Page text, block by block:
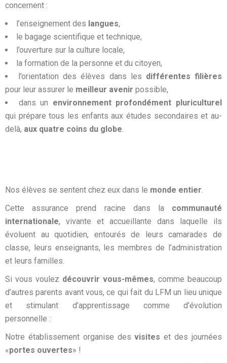
concernent :
l’enseignement des langues,
le bagage scientifique et technique,
l’ouverture sur la culture locale,
la formation de la personne et du citoyen,
l’orientation des élèves dans les différentes filières
pour leur assurer le meilleur avenir possible,
dans un environnement profondément pluriculturel
qui prépare tous les enfants aux études secondaires et au-
delà, aux quatre coins du globe.
Nos élèves se sentent chez eux dans le monde entier.
Cette assurance prend racine dans la communauté
internationale, vivante et accueillante dans laquelle ils
évoluent au quotidien, entourés de leurs camarades de
classe, leurs enseignants, les membres de l’administration
et leurs familles.
Si vous voulez découvrir vous-mêmes, comme beaucoup
d’autres parents avant vous, ce qui fait du LFM un lieu unique
et stimulant d’apprentissage comme d’évolution
personnelle :
Notre établissement organise desvisites et des journées
«portes ouvertes» !